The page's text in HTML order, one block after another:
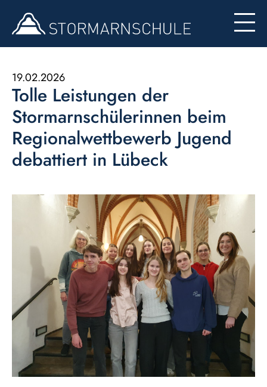
Begabten- und Begabungsförderung (LemaS)
Berufsinfo
Konzept zur Nutzung der Ipads
Für Eltern
Formulare
19.02.2026
Tolle Leistungen der
Stormarnschülerinnen beim
Regionalwettbewerb Jugend
debattiert in Lübeck